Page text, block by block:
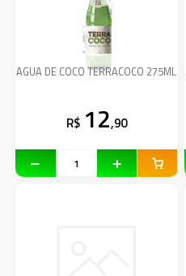
AGUA DE COCO TERRACOCO 275ML
R$ 12,90